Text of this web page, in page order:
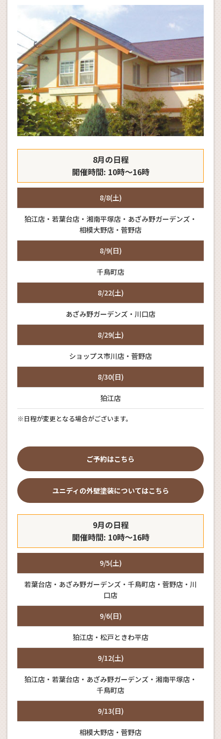
8月の日程
開催時間: 10時～16時
8/8(土)
狛江店・若葉台店・湘南平塚店・あざみ野ガーデンズ・
相模大野店・菅野店
8/9(日)
千鳥町店
8/22(土)
あざみ野ガーデンズ・川口店
8/29(土)
ショップス市川店・菅野店
8/30(日)
狛江店
※日程が変更となる場合がございます。
ご予約はこちら
ユニディの外壁塗装についてはこちら
9月の日程
開催時間: 10時～16時
9/5(土)
若葉台店・あざみ野ガーデンズ・千鳥町店・菅野店・川
口店
9/6(日)
狛江店・松戸ときわ平店
9/12(土)
狛江店・若葉台店・あざみ野ガーデンズ・湘南平塚店・
千鳥町店
9/13(日)
相模大野店・菅野店